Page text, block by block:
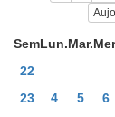
SemLun.Mar.
22
23
4 5 6